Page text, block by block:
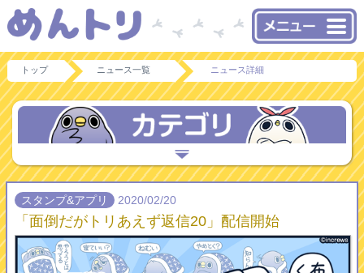
トップ ニュース一覧 ニュース詳細
スタンプ&アプリ 2020/02/20
「面倒だがトリあえず返信20」配信開始